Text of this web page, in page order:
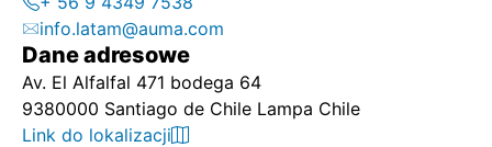
info.latam@auma.com
Dane adresowe
Av. El Alfalfal 471 bodega 64
9380000 Santiago de Chile Lampa Chile
Link do lokalizacji